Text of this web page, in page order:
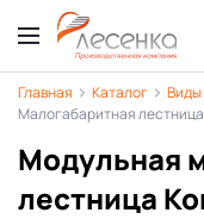
Главная Каталог Виды
Малогабаритная
Модульная
лестница